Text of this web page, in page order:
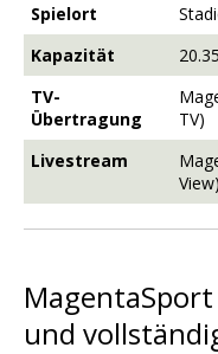
Spielort
Kapazität
TV-
Übertragung
TV)
Livestream
View)
und